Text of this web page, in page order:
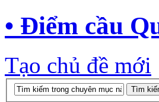
• Điểm cầu
Tạo chủ đề mới